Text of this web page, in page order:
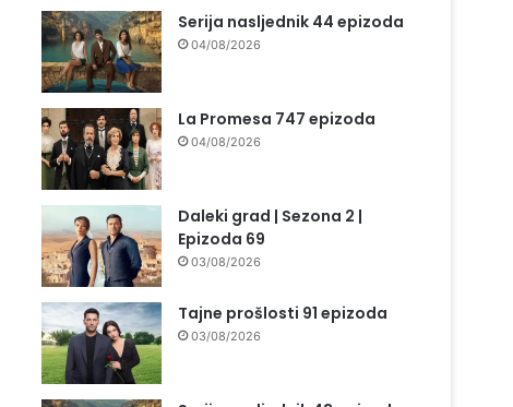
Serija nasljednik 44 epizoda
04/08/2026
La Promesa 747 epizoda
04/08/2026
Daleki grad | Sezona 2 |
Epizoda 69
03/08/2026
Tajne prošlosti 91 epizoda
03/08/2026